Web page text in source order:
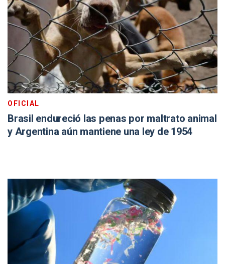
OFICIAL
Brasil endureció las penas por maltrato animal
y Argentina aún mantiene una ley de 1954